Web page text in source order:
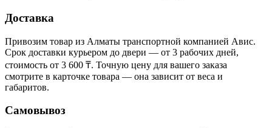
Доставка
Привозим товар из Алматы транспортной компанией Авис.
Срок доставки курьером до двери — от 3 рабочих дней,
стоимость от 3 600 ₸. Точную цену для вашего заказа
смотрите в карточке товара — она зависит от веса и
габаритов.
Самовывоз